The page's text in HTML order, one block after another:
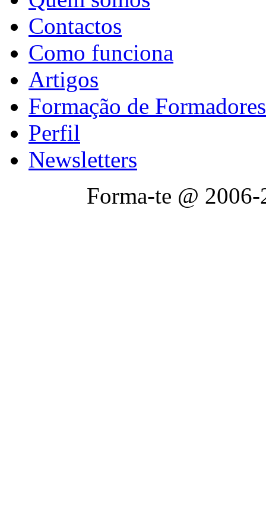
Contactos
Como funciona
Artigos
Formação de Formadores
Perfil
Newsletters
Forma-te @